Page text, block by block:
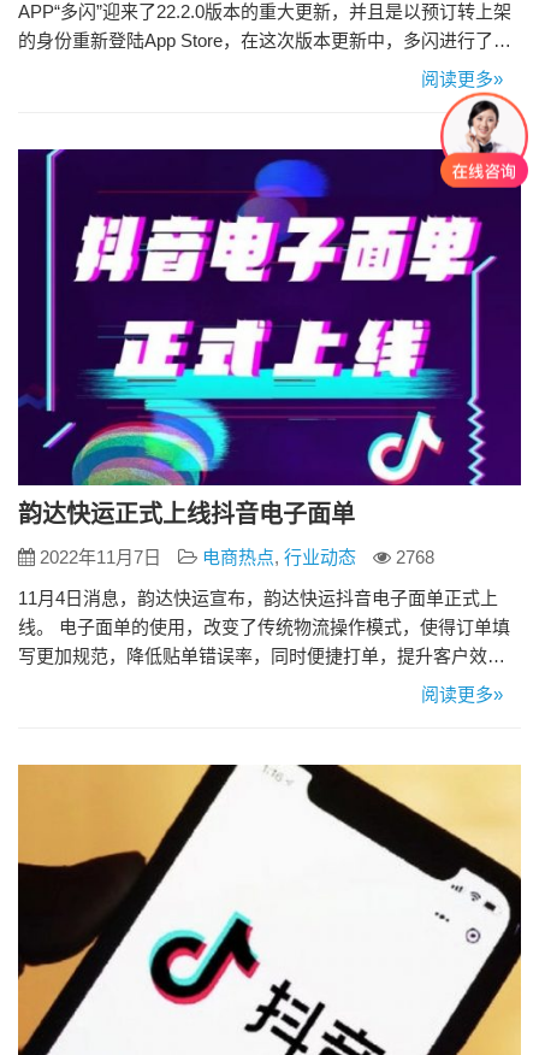
APP“多闪”迎来了22.2.0版本的重大更新，并且是以预订转上架
的身份重新登陆App Store，在这次版本更新中，多闪进行了彻
头彻尾的功能和界面焕新。 截自新版多闪官网 新版多闪不再坚
持短视频社交，而是以照片社交为主，并且放弃了原来用相机
和朋友聊天分享生活的形式，而是启用大家同时分享生活的话
题，更加强调社交双方共同参与，强化了社交的紧密联系…
阅读更多»
韵达快运正式上线抖音电子面单
2022年11月7日 电商热点, 行业动态
2768
11月4日消息，韵达快运宣布，韵达快运抖音电子面单正式上
线。 电子面单的使用，改变了传统物流操作模式，使得订单填
写更加规范，降低贴单错误率，同时便捷打单，提升客户效率
的同时，实现网点工作效率提高。 （图源“韵达快运”公众号）
始，抖音全面加密，抖音商家需使用抖音提供的电子面单进
阅读更多»